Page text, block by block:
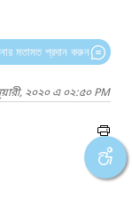
মতামত প্রদান করুন
২০২০ এ ০২:৫০ PM